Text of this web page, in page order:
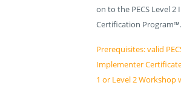
on to the PECS Level
Certification Program™.
Prerequisites: valid
Implementer
1 or Level 2 Workshop